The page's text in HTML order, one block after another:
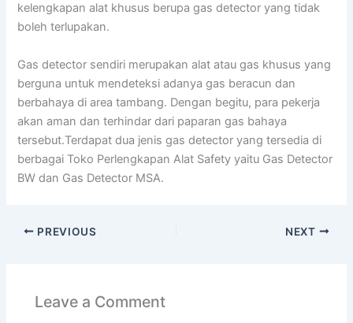
kelengkapan alat khusus berupa gas detector yang tidak
boleh terlupakan.
Gas detector sendiri merupakan alat atau gas khusus yang
berguna untuk mendeteksi adanya gas beracun dan
berbahaya di area tambang. Dengan begitu, para pekerja
akan aman dan terhindar dari paparan gas bahaya
tersebut.Terdapat dua jenis gas detector yang tersedia di
berbagai Toko Perlengkapan Alat Safety yaitu Gas Detector
BW dan Gas Detector MSA.
PREVIOUS NEXT
Leave a Comment